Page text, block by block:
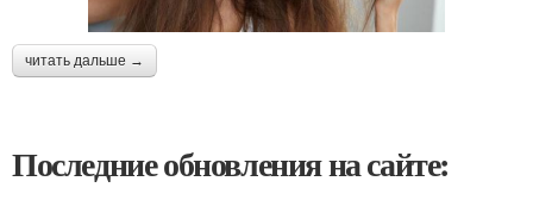
читать дальше →
Последние обновления на сайте: